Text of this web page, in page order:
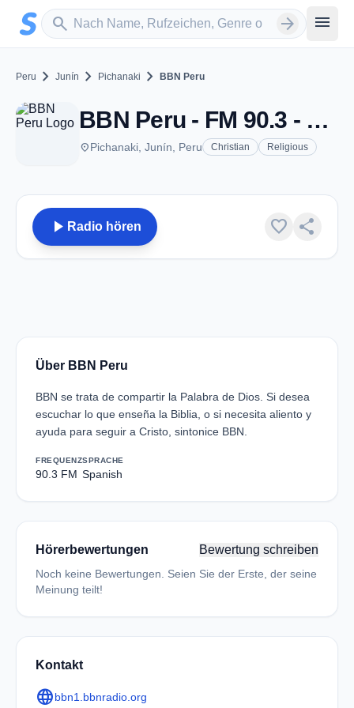
Zum Hauptinhalt springen
search
Sender suchen arrow_forward menu
Peru chevron_right Junín chevron_right Pichanaki chevron_right BBN Peru
BBN Peru - FM 90.3 - Pichanaki
placePichanaki, Junín, Peru Christian Religious
play_arrow Radio hören favorite share
Über BBN Peru
BBN se trata de compartir la Palabra de Dios. Si desea
escuchar lo que enseña la Biblia, o si necesita aliento y
ayuda para seguir a Cristo, sintonice BBN.
FREQUENZ
90.3 FM
SPRACHE
Spanish
Hörerbewertungen Bewertung schreiben
Noch keine Bewertungen. Seien Sie der Erste, der seine
Meinung teilt!
Kontakt
languagebbn1.bbnradio.org